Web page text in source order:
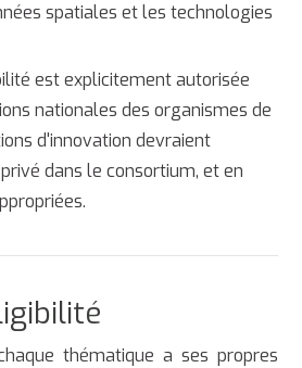
spatiales et les technologies
est explicitement autorisée
nationales des organismes de
d'innovation devraient
dans le consortium, et en
thématique a ses propres